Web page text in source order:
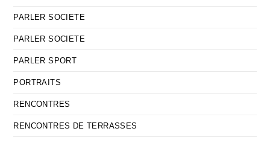
PARLER SOCIETE
PARLER SOCIETE
PARLER SPORT
PORTRAITS
RENCONTRES
RENCONTRES DE TERRASSES